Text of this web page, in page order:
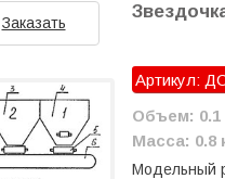
Заказать
Артикул:
Объем: 0.1
Масса: 0.8
Модельный